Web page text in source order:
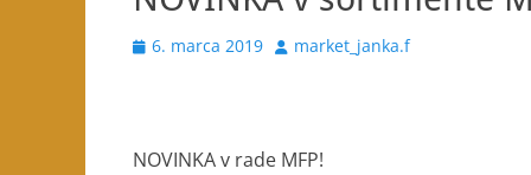
Posted
6. marca 2019 Author
market_janka.f
NOVINKA v rade MFP!